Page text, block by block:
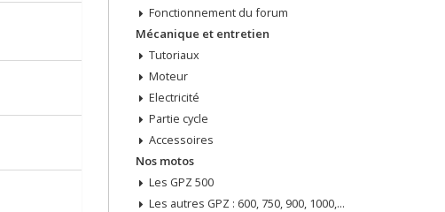
Fonctionnement du forum
Mécanique et entretien
Tutoriaux
Moteur
Electricité
Partie cycle
Accessoires
Nos motos
Les GPZ 500
Les autres GPZ : 600, 750, 900, 1000, 1100, etc...